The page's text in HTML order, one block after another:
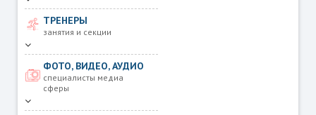
ТРЕНЕРЫ
занятия и секции
ФОТО, ВИДЕО, АУДИО
специалисты медиа
сферы